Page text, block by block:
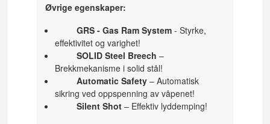
Øvrige egenskaper:
GRS - Gas Ram System - Styrke,
effektivitet og varighet!
SOLID Steel Breech –
Brekkmekanisme i solid stål!
Automatic Safety – Automatisk
sikring ved oppspenning av våpenet!
Silent Shot – Effektiv lyddemping!